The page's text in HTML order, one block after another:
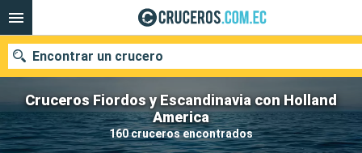
Cruceros Fiordos y Escandinavia con Holland
America
160 cruceros encontrados
Encontrar un crucero
Nuestros destinos